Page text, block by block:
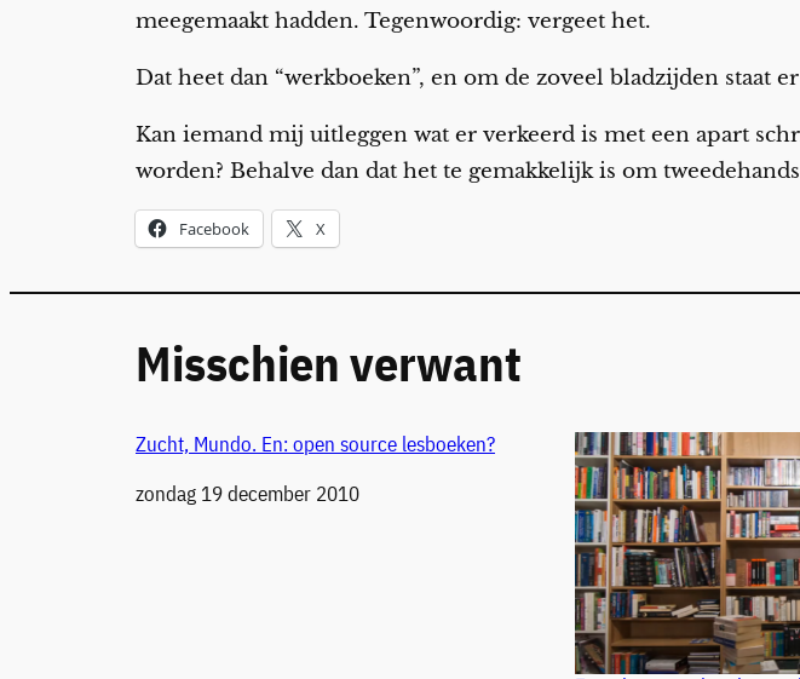
meegemaakt hadden. Tegenwoordig: vergeet het.
Dat heet dan “werkboeken”, en om de zoveel bladzijden staat
Kan iemand mij uitleggen wat er verkeerd is met een apart
worden? Behalve dan dat het te gemakkelijk is om
Facebook X
Misschien verwant
Zucht, Mundo. En: open source lesboeken?
Datum
zondag 19 december 2010